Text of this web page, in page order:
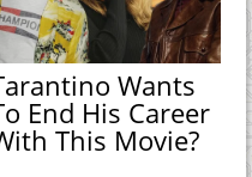
Wants
End His Career
This Movie?